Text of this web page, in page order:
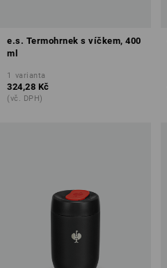
e.s. Termohrnek s víčkem, 400
ml
1 varianta
324,28 Kč
(vč. DPH)